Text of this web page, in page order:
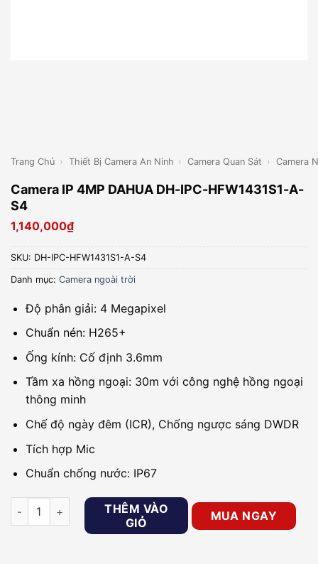
Trang Chủ › Thiết Bị Camera An Ninh › Camera Quan Sát › Camera
Camera IP 4MP DAHUA DH-IPC-HFW1431S1-A-
S4
1,140,000₫
SKU: DH-IPC-HFW1431S1-A-S4
Danh mục: Camera ngoài trời
Độ phân giải: 4 Megapixel
Chuẩn nén: H265+
Ống kính: Cố định 3.6mm
Tầm xa hồng ngoại: 30m với công nghệ hồng ngoại
thông minh
Chế độ ngày đêm (ICR), Chống ngược sáng DWDR
Tích hợp Mic
Chuẩn chống nước: IP67
Camera IP 4MP DAHUA DH-IPC-HFW1431S1-A-S4 số lượng
THÊM VÀO
GIỎ
MUA NGAY